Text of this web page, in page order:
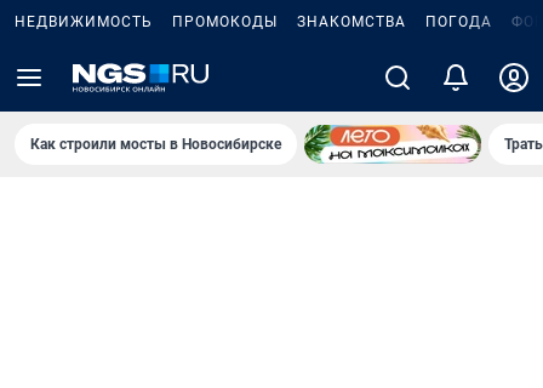
НЕДВИЖИМОСТЬ ПРОМОКОДЫ ЗНАКОМСТВА ПОГОДА
Как строили мосты в Новосибирске